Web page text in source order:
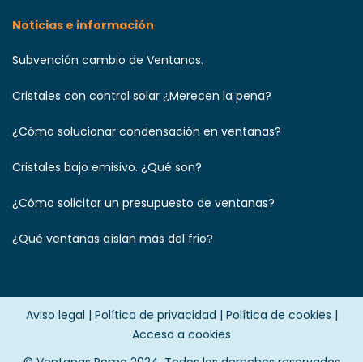
Noticias e información
Subvención cambio de Ventanas.
Cristales con control solar ¿Merecen la pena?
¿Cómo solucionar condensación en ventanas?
Cristales bajo emisivo. ¿Qué son?
¿Cómo solicitar un presupuesto de ventanas?
¿Qué ventanas aíslan más del frio?
Aviso legal | Política de privacidad | Política de cookies |
Acceso a cookies